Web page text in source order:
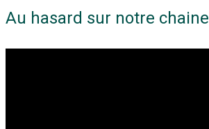
Au hasard sur notre chaine